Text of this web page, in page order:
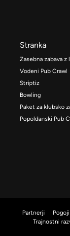
Stranka
Zasebna zabava z
Vodeni Pub Crawl
Striptiz
Bowling
Paket za klubsko
Popoldanski Pub
Partnerji
Trajnostni